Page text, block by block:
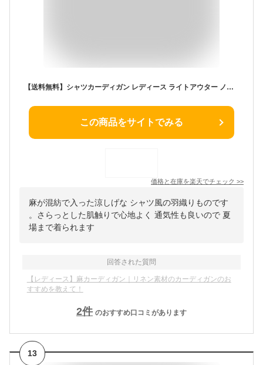
【送料無料】シャツカーディガン レディース ライトアウター ノーカラー 綿麻風 無地 長袖 前開き 通気性 ポケット付き トップス カジュアル 柔らかい 涼しい ゆったり ルーズ シンプル 春夏秋 冷房対策 通学 通勤 お出かけ 羽織り ジャケット
この商品をサイトでみる
価格と在庫を楽天でチェック >>
麻が混紡で入った涼しげな シャツ風の羽織りものです
。さらっとした肌触りで心地よく 通気性も良いので 夏
場まで着られます
回答された質問
【レディース】麻カーディガン｜リネン素材のカーディガンのお
すすめを教えて！
2件 のおすすめ口コミがあります
13